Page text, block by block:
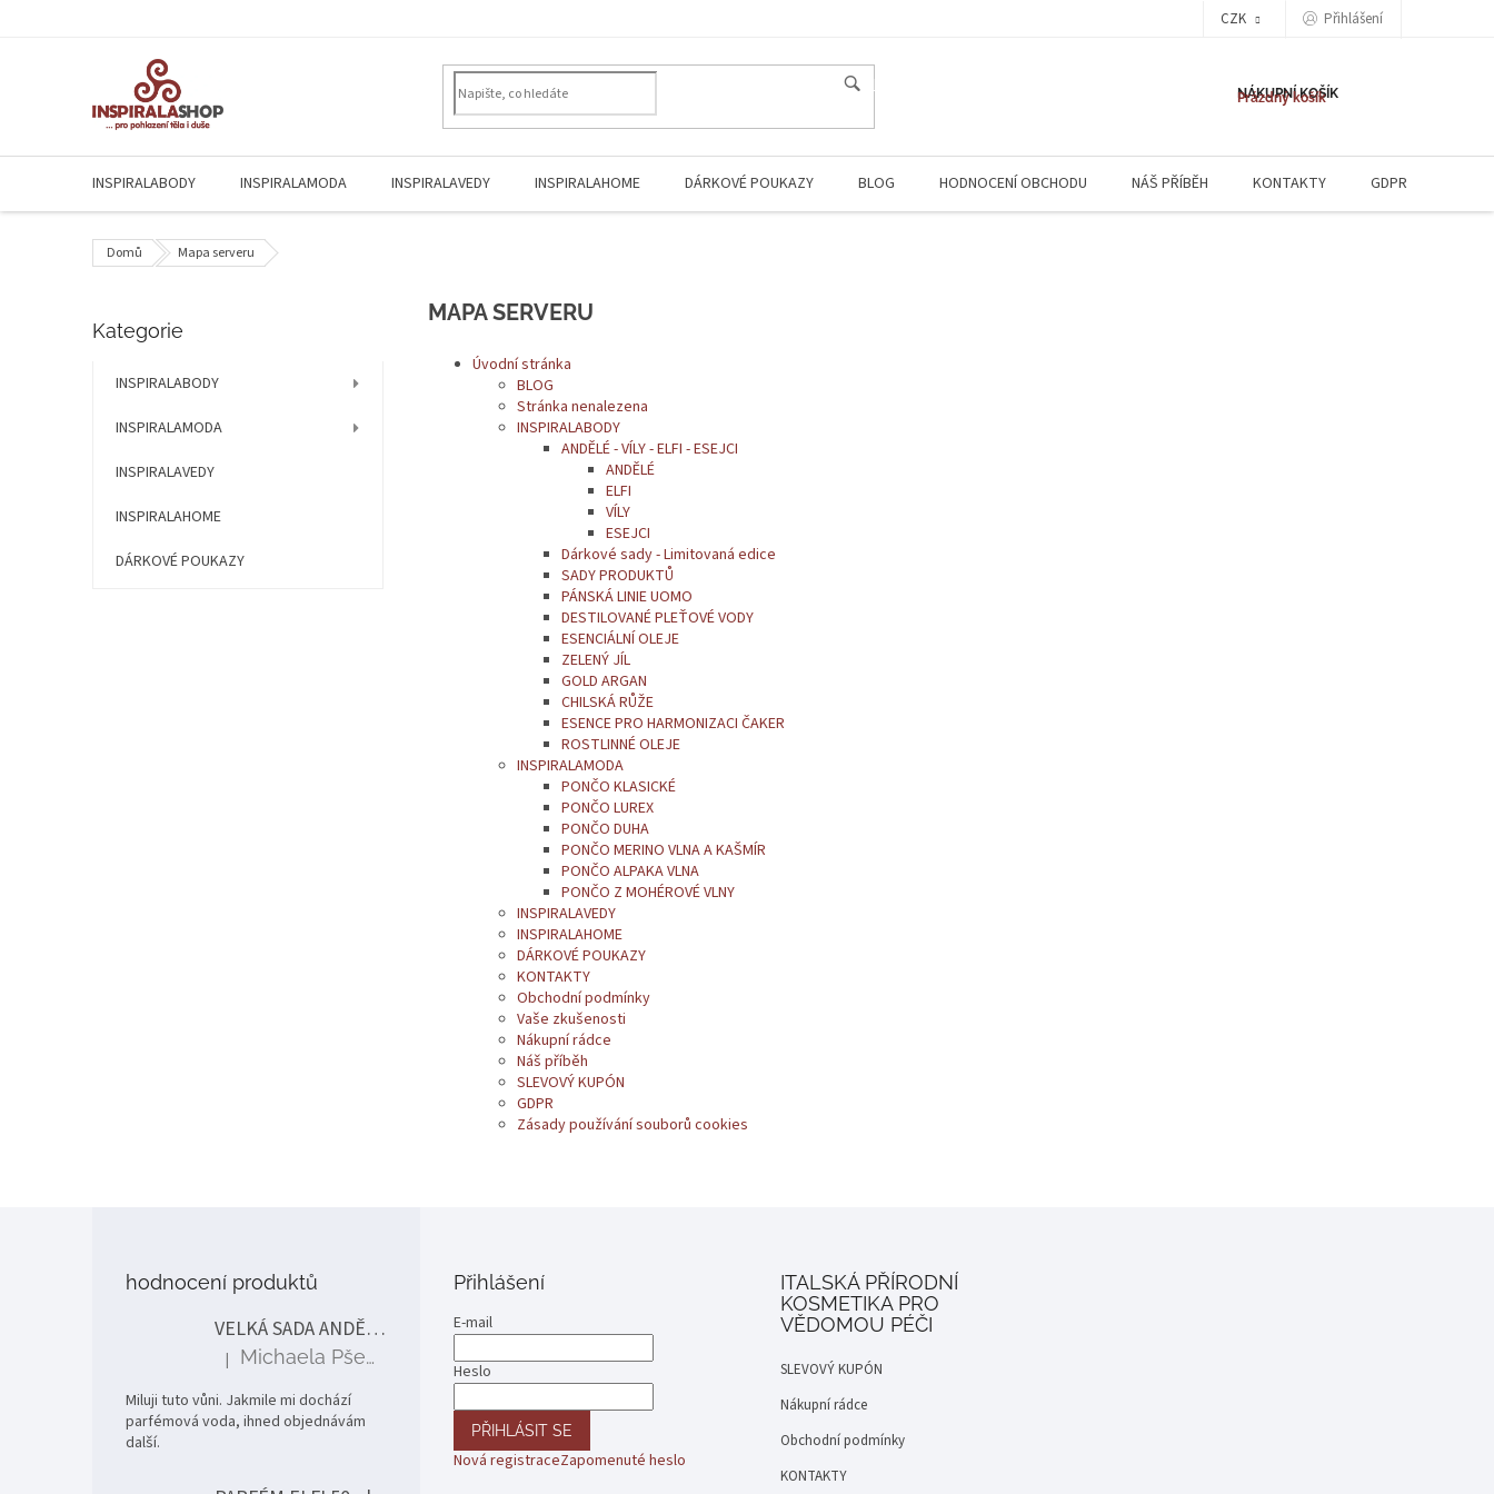
CZK Přihlášení
HLEDAT NÁKUPNÍ KOŠÍK
Prázdný košík
INSPIRALABODY INSPIRALAMODA INSPIRALAVEDY INSPIRALAHOME DÁRKOVÉ POUKAZY BLOG HODNOCENÍ OBCHODU NÁŠ PŘÍBĚH KONTAKTY GDPR
Domů Mapa serveru
o
Přeskočit
Kategorie
INSPIRALABODY
INSPIRALAMODA
INSPIRALAVEDY
INSPIRALAHOME
DÁRKOVÉ POUKAZY
MAPA SERVERU
Úvodní stránka
BLOG
Stránka nenalezena
INSPIRALABODY
ANDĚLÉ - VÍLY - ELFI - ESEJCI
ANDĚLÉ
ELFI
VÍLY
ESEJCI
Dárkové sady - Limitovaná edice
SADY PRODUKTŮ
PÁNSKÁ LINIE UOMO
DESTILOVANÉ PLEŤOVÉ VODY
ESENCIÁLNÍ OLEJE
ZELENÝ JÍL
GOLD ARGAN
CHILSKÁ RŮŽE
ESENCE PRO HARMONIZACI ČAKER
ROSTLINNÉ OLEJE
INSPIRALAMODA
PONČO KLASICKÉ
PONČO LUREX
PONČO DUHA
PONČO MERINO VLNA A KAŠMÍR
PONČO ALPAKA VLNA
PONČO Z MOHÉROVÉ VLNY
INSPIRALAVEDY
INSPIRALAHOME
DÁRKOVÉ POUKAZY
KONTAKTY
Obchodní podmínky
Vaše zkušenosti
Nákupní rádce
Náš příběh
SLEVOVÝ KUPÓN
GDPR
Zásady používání souborů cookies
hodnocení produktů
VELKÁ SADA ANDĚLÉ
Hodnocení produktu je 5 z 5 hvězdiček.
| Michaela Pšenčíková
Miluji tuto vůni. Jakmile mi dochází
parfémová voda, ihned objednávám
další.
Přihlášení
E-mail
Heslo
PŘIHLÁSIT SE
Nová registraceZapomenuté heslo
ITALSKÁ PŘÍRODNÍ
KOSMETIKA PRO
VĚDOMOU PÉČI
SLEVOVÝ KUPÓN
Nákupní rádce
Obchodní podmínky
KONTAKTY